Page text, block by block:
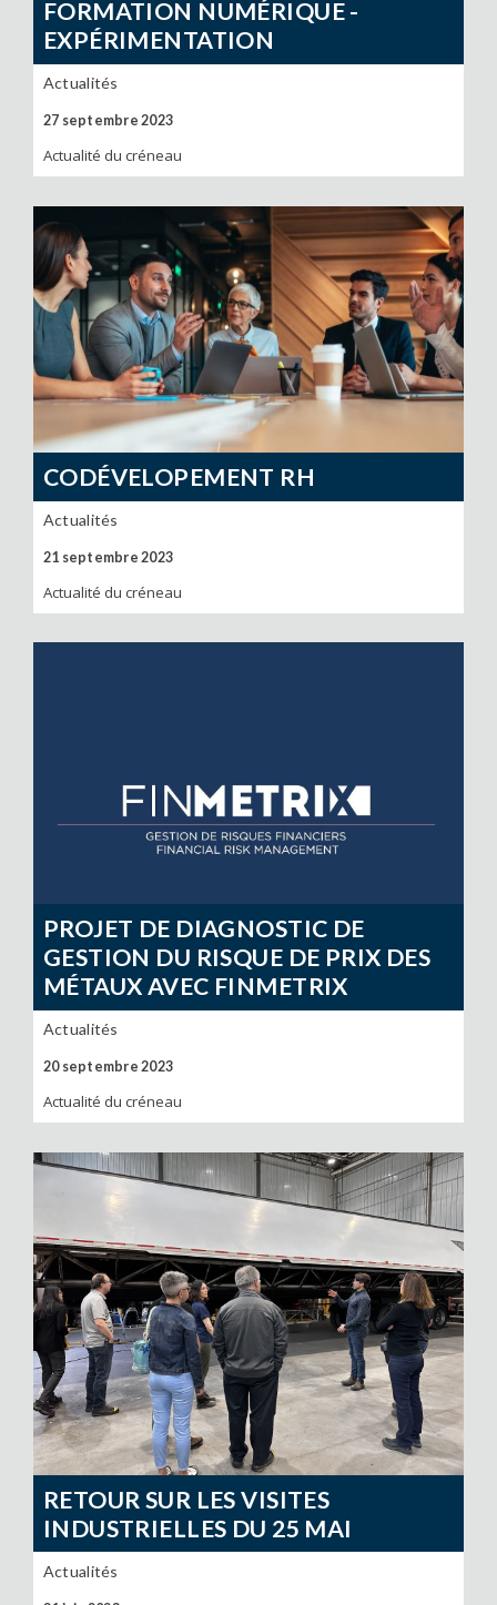
FORMATION NUMÉRIQUE -
EXPÉRIMENTATION
Actualités
27 septembre 2023
Actualité du créneau
CODÉVELOPEMENT RH
Actualités
21 septembre 2023
Actualité du créneau
PROJET DE DIAGNOSTIC DE
GESTION DU RISQUE DE PRIX DES
MÉTAUX AVEC FINMETRIX
Actualités
20 septembre 2023
Actualité du créneau
RETOUR SUR LES VISITES
INDUSTRIELLES DU 25 MAI
Actualités